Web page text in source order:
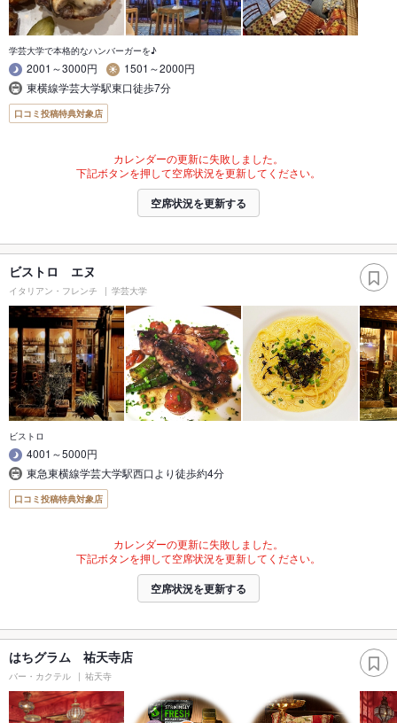
学芸大学で本格的なハンバーガーを♪
2001～3000円
1501～2000円
東横線学芸大学駅東口徒歩7分
口コミ投稿特典対象店
カレンダーの更新に失敗しました。
下記ボタンを押して空席状況を更新してください。
空席状況を更新する
ビストロ エヌ
イタリアン・フレンチ 学芸大学
ビストロ
4001～5000円
東急東横線学芸大学駅西口より徒歩約4分
口コミ投稿特典対象店
カレンダーの更新に失敗しました。
下記ボタンを押して空席状況を更新してください。
空席状況を更新する
はちグラム 祐天寺店
バー・カクテル 祐天寺